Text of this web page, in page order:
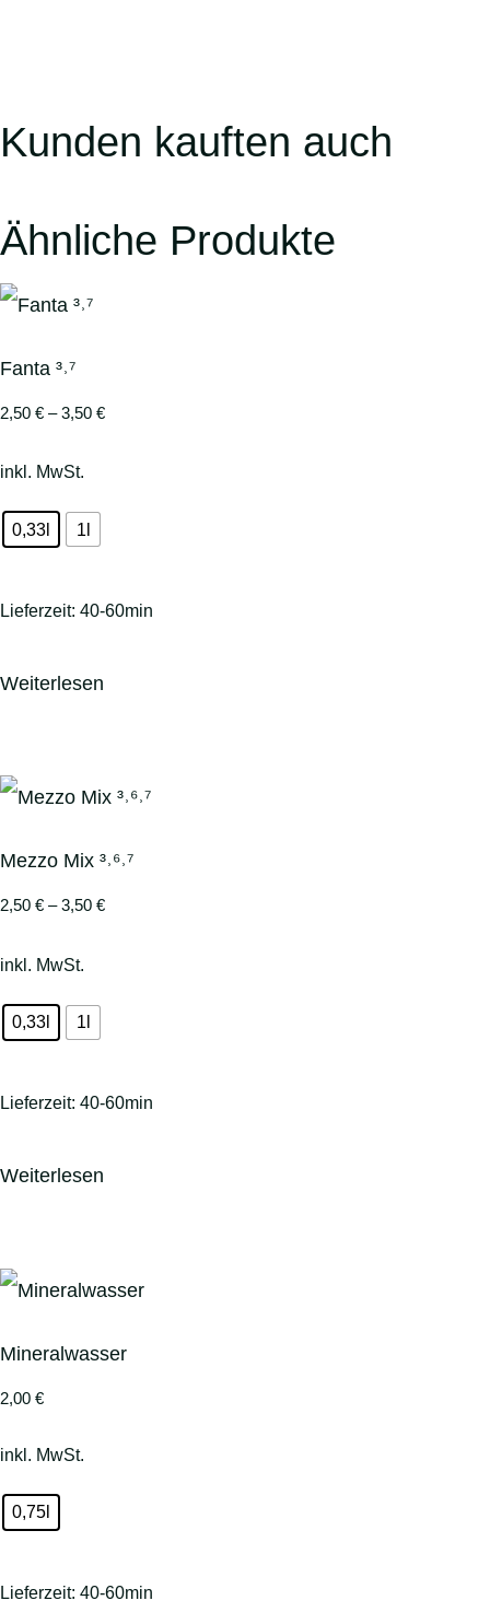
Kunden kauften auch
Ähnliche Produkte
Fanta ³˒⁷
2,50 € –3,50 €
inkl. MwSt.
0,33l 1l
Lieferzeit: 40-60min
Weiterlesen
Mezzo Mix ³˒⁶˒⁷
2,50 € –3,50 €
inkl. MwSt.
0,33l 1l
Lieferzeit: 40-60min
Weiterlesen
Mineralwasser
2,00 €
inkl. MwSt.
0,75l
Lieferzeit: 40-60min